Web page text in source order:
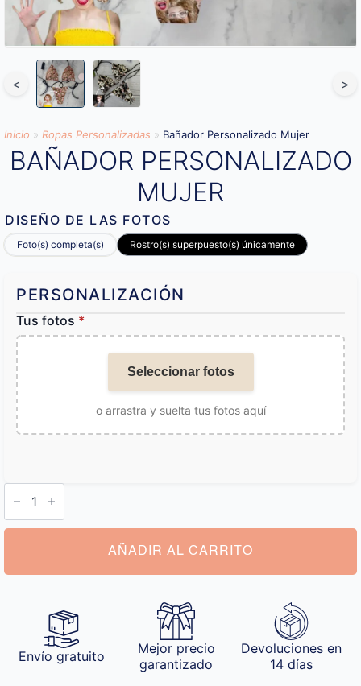
< >
Inicio » Ropas Personalizadas » Bañador Personalizado Mujer
BAÑADOR PERSONALIZADO
MUJER
DISEÑO DE LAS FOTOS
Foto(s) completa(s) Rostro(s) superpuesto(s) únicamente
PERSONALIZACIÓN
Tus fotos *
Seleccionar fotos
o arrastra y suelta tus fotos aquí
Bañador
Personalizado
Mujer
cantidad
AÑADIR AL CARRITO
Envío gratuito
Mejor precio
garantizado
Devoluciones en
14 días